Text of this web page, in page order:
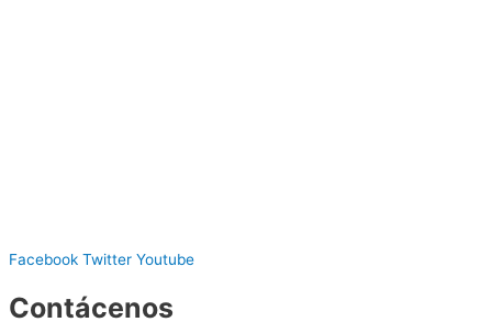
Facebook Twitter Youtube
Contácenos